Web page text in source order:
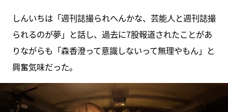
しんいちは「週刊誌撮られへんかな、芸能人と週刊誌撮
られるのが夢」と話し、過去に7股報道されたことがあ
りながらも「森香澄って意識しないって無理やもん」と
興奮気味だった。